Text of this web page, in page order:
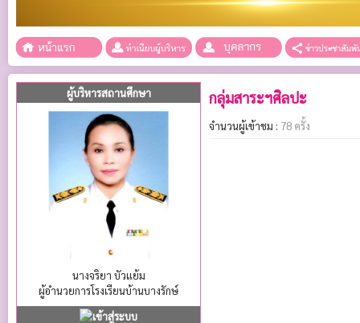
ผู้บริหารสถานศึกษา
นางจริยา บัวแย้ม
ผู้อำนวยการโรงเรียนบ้านบางรักษ์
กลุ่มสาระฯศิลปะ
จำนวนผู้เข้าชม : 78 ครั้ง